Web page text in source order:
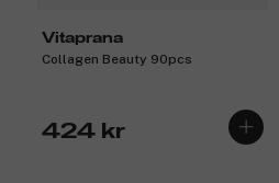
Vitaprana
Collagen Beauty 90pcs
424 kr